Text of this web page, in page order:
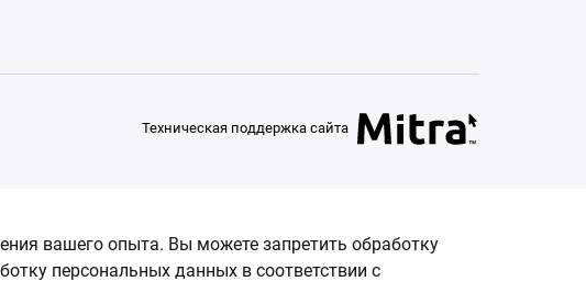
Техническая поддержка сайта
вашего опыта. Вы можете запретить обработку
персональных данных в соответствии с